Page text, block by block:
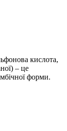
кислота,
– це
форми.